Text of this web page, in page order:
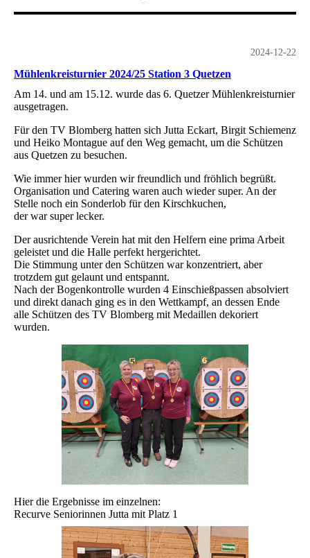
2024-12-22
Mühlenkreisturnier 2024/25 Station 3 Quetzen
Am 14. und am 15.12. wurde das 6. Quetzer Mühlenkreisturnier
ausgetragen.
Für den TV Blomberg hatten sich Jutta Eckart, Birgit Schiemenz
und Heiko Montague auf den Weg gemacht, um die Schützen
aus Quetzen zu besuchen.
Wie immer hier wurden wir freundlich und fröhlich begrüßt.
Organisation und Catering waren auch wieder super. An der
Stelle noch ein Sonderlob für den Kirschkuchen,
der war super lecker.
Der ausrichtende Verein hat mit den Helfern eine prima Arbeit
geleistet und die Halle perfekt hergerichtet.
Die Stimmung unter den Schützen war konzentriert, aber
trotzdem gut gelaunt und entspannt.
Nach der Bogenkontrolle wurden 4 Einschießpassen absolviert
und direkt danach ging es in den Wettkampf, an dessen Ende
alle Schützen des TV Blomberg mit Medaillen dekoriert
wurden.
Hier die Ergebnisse im einzelnen:
Recurve Seniorinnen Jutta mit Platz 1